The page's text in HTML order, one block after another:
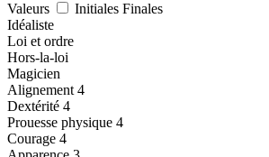
Valeurs
Initiales Finales
Idéaliste
Loi et ordre
Hors-la-loi
Magicien
Alignement 4
Dextérité 4
Prouesse physique 4
Courage 4